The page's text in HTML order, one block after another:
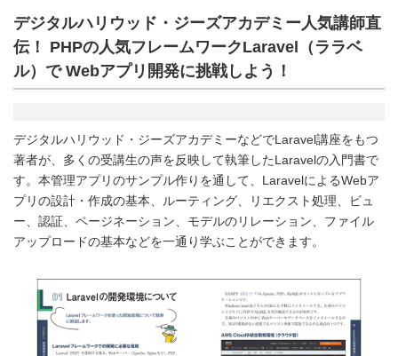
デジタルハリウッド・ジーズアカデミー人気講師直
伝！ PHPの人気フレームワークLaravel（ララベ
ル）で Webアプリ開発に挑戦しよう！
デジタルハリウッド・ジーズアカデミーなどでLaravel講座をもつ
著者が、多くの受講生の声を反映して執筆したLaravelの入門書で
す。本管理アプリのサンプル作りを通して、LaravelによるWebア
プリの設計・作成の基本、ルーティング、リエクスト処理、ビュ
ー、認証、ページネーション、モデルのリレーション、ファイル
アップロードの基本などを一通り学ぶことができます。